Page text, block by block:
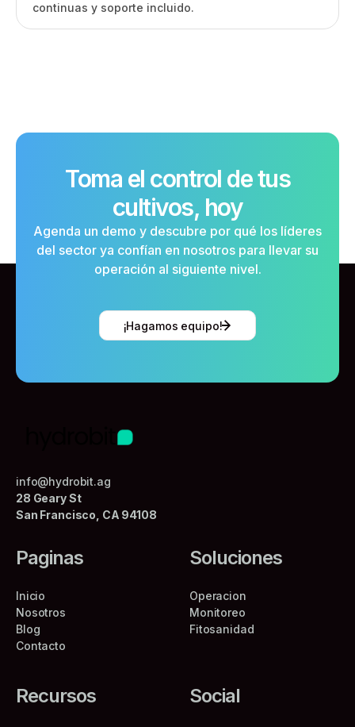
continuas y soporte incluido.
Toma el control de tus
cultivos, hoy
Agenda un demo y descubre por qué los líderes
del sector ya confían en nosotros para llevar su
operación al siguiente nivel.
¡Hagamos equipo!
info@hydrobit.ag
28 Geary St
San Francisco, CA 94108
Paginas
Inicio
Nosotros
Blog
Contacto
Soluciones
Operacion
Monitoreo
Fitosanidad
Recursos Social